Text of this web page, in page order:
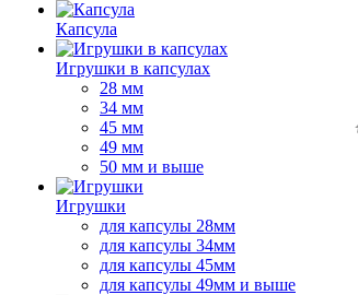
Капсула
Игрушки в капсулах
28 мм
34 мм
45 мм
49 мм
50 мм и выше
Игрушки
для капсулы 28мм
для капсулы 34мм
для капсулы 45мм
для капсулы 49мм и выше